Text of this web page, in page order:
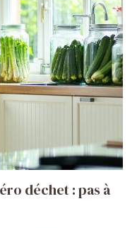
déchet : pas à